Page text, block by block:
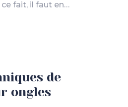
fait, il faut en…
de
ongles